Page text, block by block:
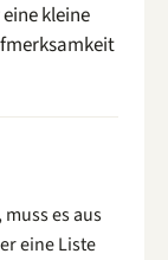
kleine
es aus
eine Liste